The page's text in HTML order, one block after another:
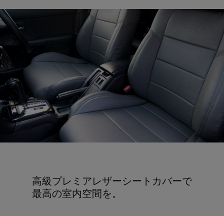
高級プレミアレザーシートカバーで
最高の室内空間を。